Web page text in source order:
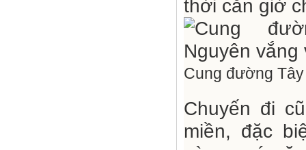
thời căn giờ
Cung đường
Chuyến đi
miền, đặc